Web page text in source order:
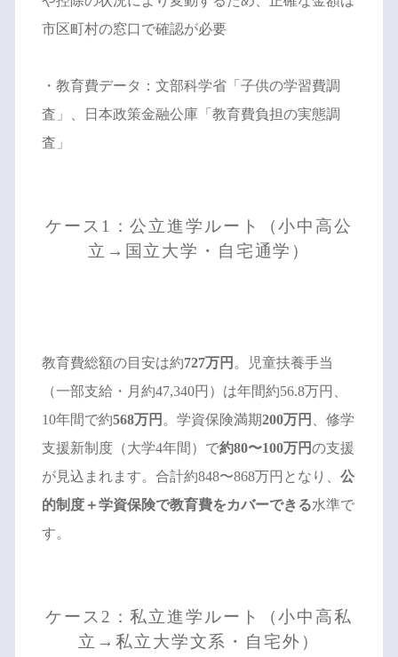
市区町村の窓口で確認が必要
・教育費データ：文部科学省「子供の学習費調
査」、日本政策金融公庫「教育費負担の実態調
査」
ケース1：公立進学ルート（小中高公
立→国立大学・自宅通学）
教育費総額の目安は約727万円 。児童扶養手当
（一部支給・月約47,340円）は年間約56.8万円、
10年間で約568万円 。学資保険満期200万円 、修学
支援新制度（大学4年間）で約80〜100万円の支援
が見込まれます。合計約848〜868万円となり、 公
的制度＋学資保険で教育費をカバーできる水準で
す。
ケース2：私立進学ルート（小中高私
立→私立大学文系・自宅外）